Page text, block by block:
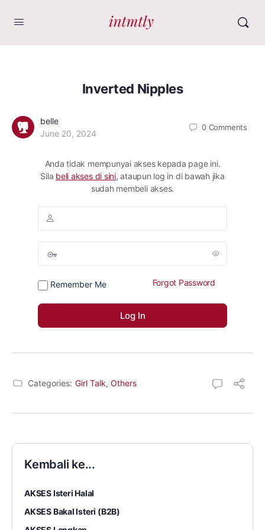
Inverted Nipples
belle
June 20, 2024
0 Comments
Anda tidak mempunyai akses kepada page ini.
Sila beli akses di sini, ataupun log in di bawah jika
sudah membeli akses.
Remember Me Forgot Password
Categories: Girl Talk, Others
Kembali ke...
AKSES Isteri Halal
AKSES Bakal Isteri (B2B)